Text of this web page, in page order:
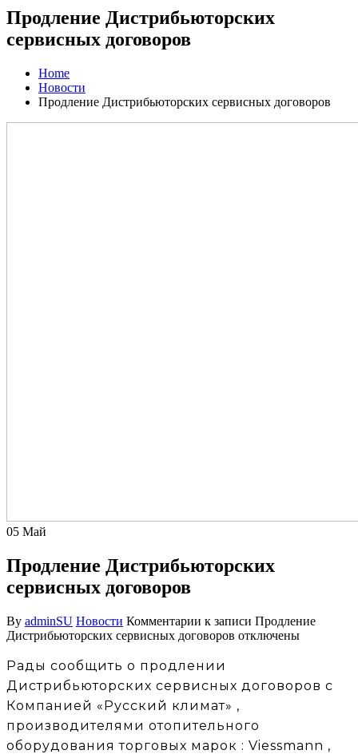
Продление Дистрибьюторских
сервисных договоров
Home
Новости
Продление Дистрибьюторских сервисных договоров
05 Май
Продление Дистрибьюторских
сервисных договоров
By adminSU Новости Комментарии к записи Продление
Дистрибьюторских сервисных договоров отключены
Рады сообщить о продлении
Дистрибьюторских сервисных договоров с
Компанией «Русский климат» ,
производителями отопительного
оборудования торговых марок : Viessmann ,